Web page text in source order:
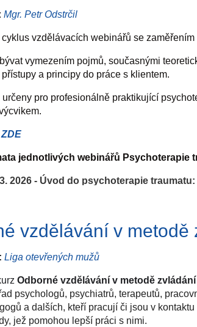
a bližší info:
www.skaluvinstitut.cz
Mgr. Petr Odstrčil
vzdělávacích webinářů se
vymezením pojmů, současnými
a principy do práce s klientem.
pro profesionálně praktikující
ZDE
jednotlivých webinářů Psychoterapie
2026 - Úvod do psychoterapie traumatu:
současné teoretické koncepty, jak uvést
4. 2026 -Situační trauma
práce.
2026 -Vývojové trauma I.
pojmem vývojové trauma, častá úskalí
základní, principy psychoterapeutické
vzdělávání v metodě
Liga otevřených mužů
Odborné vzdělávání v metodě
psychologů, psychiatrů, terapeutů,
a dalších, kteří pracují či jsou v
jež pomohou lepší práci s nimi.